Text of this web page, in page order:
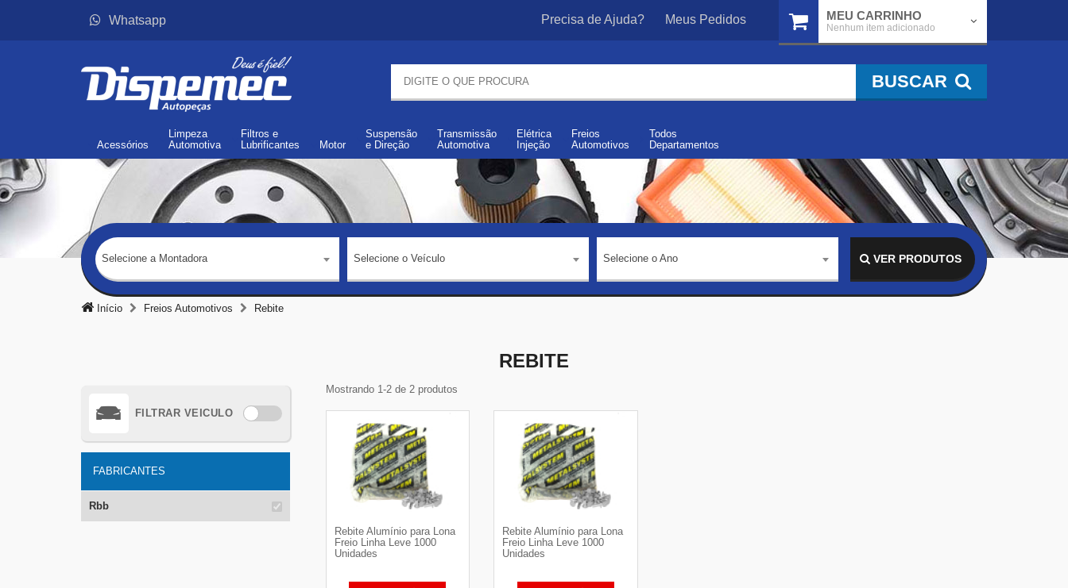
Whatsapp Precisa de Ajuda? Meus Pedidos MEU CARRINHO
Nenhum item adicionado
BUSCAR
Acessórios
Limpeza
Automotiva
Filtros e
Lubrificantes
Motor
Suspensão
e Direção
Transmissão
Automotiva
Elétrica
Injeção
Freios
Automotivos
Todos
Departamentos
Selecione a Montadora Selecione o Veículo Selecione o Ano VER PRODUTOS
Início Freios Automotivos Rebite
REBITE
FILTRAR VEICULO
FABRICANTES
Rbb
Mostrando 1-2 de 2 produtos
Rebite Alumínio para Lona
Freio Linha Leve 1000
Unidades
Rebite Alumínio para Lona
Freio Linha Leve 1000
Unidades